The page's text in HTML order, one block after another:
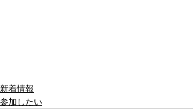
新着情報
参加したい